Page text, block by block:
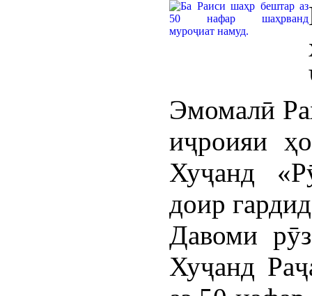
Эмомалӣ
иҷроияи
Хуҷанд
доир
Давоми
Хуҷанд